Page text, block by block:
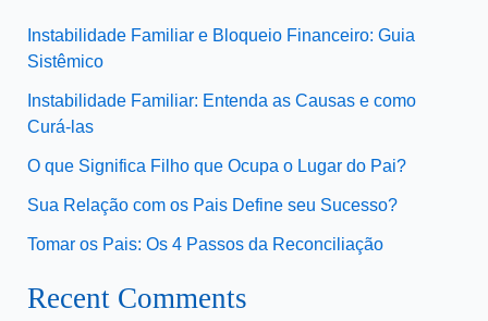
Instabilidade Familiar e Bloqueio Financeiro: Guia
Sistêmico
Instabilidade Familiar: Entenda as Causas e como
Curá-las
O que Significa Filho que Ocupa o Lugar do Pai?
Sua Relação com os Pais Define seu Sucesso?
Tomar os Pais: Os 4 Passos da Reconciliação
Recent Comments